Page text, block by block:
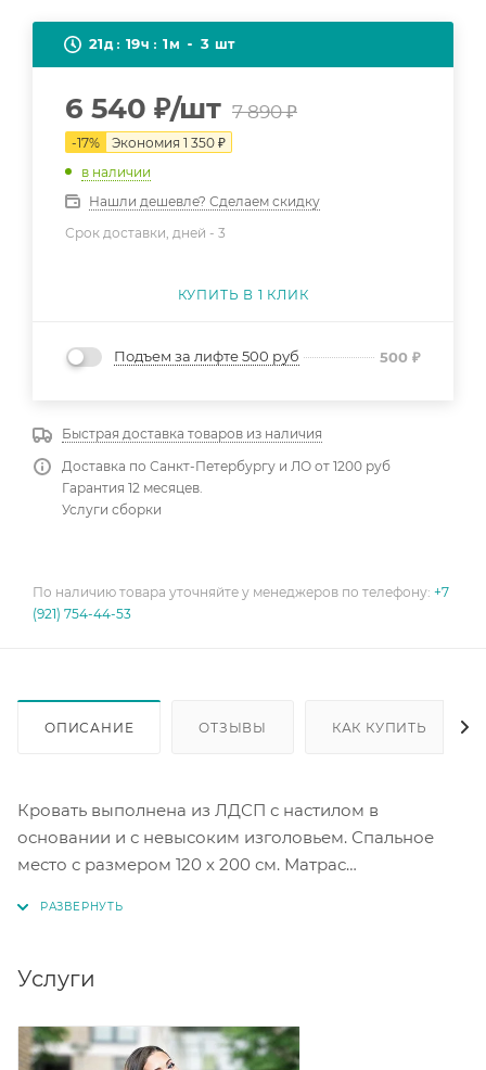
21д 19ч 1м 3 шт
6 540 ₽/шт 7 890₽
-17% Экономия 1 350 ₽
в наличии
Нашли дешевле? Сделаем скидку
Срок доставки, дней - 3
КУПИТЬ В 1 КЛИК
Подъем за лифте 500 руб 500 ₽
Быстрая доставка товаров из наличия
Доставка по Санкт-Петербургу и ЛО от 1200 руб
Гарантия 12 месяцев.
Услуги сборки
По наличию товара уточняйте у менеджеров по телефону: +7
(921) 754-44-53
ОПИСАНИЕ ОТЗЫВЫ КАК КУПИТЬ
Кровать выполнена из ЛДСП с настилом в
основании и с невысоким изголовьем. Спальное
место с размером 120 х 200 см. Матрас
Услуги